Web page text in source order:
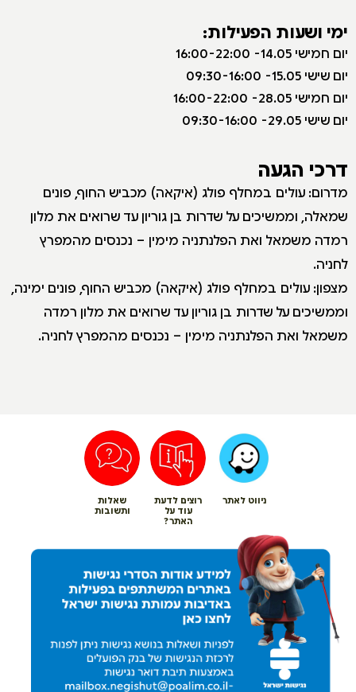
ימי ושעות הפעילות:
יום חמישי 14.05- 16:00-22:00
יום שישי 15.05- 09:30-16:00
יום חמישי 28.05- 16:00-22:00
יום שישי 29.05- 09:30-16:00
דרכי הגעה
מדרום: עולים במחלף פולג (איקאה) מכביש החוף, פונים
שמאלה, וממשיכים על שדרות בן גוריון עד שרואים את מלון
רמדה משמאל ואת הפלנתניה מימין – נכנסים מהמפרץ
לחניה.
מצפון: עולים במחלף פולג (איקאה) מכביש החוף, פונים ימינה,
וממשיכים על שדרות בן גוריון עד שרואים את מלון רמדה
משמאל ואת הפלנתניה מימין – נכנסים מהמפרץ לחניה.
ניווט לאתר
רוצים לדעת
עוד על
האתר?
שאלות
ותשובות